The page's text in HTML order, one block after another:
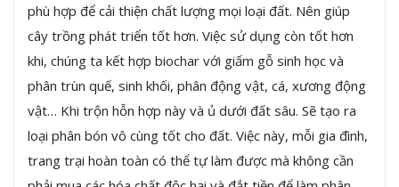
phù hợp để cải thiện chất lượng mọi loại đất. Nên giúp
cây trồng phát triển tốt hơn. Việc sử dụng còn tốt hơn
khi, chúng ta kết hợp biochar với giấm gỗ sinh học và
phân trùn quế, sinh khối, phân động vật, cá, xương động
vật… Khi trộn hỗn hợp này và ủ dưới đất sâu. Sẽ tạo ra
loại phân bón vô cùng tốt cho đất. Việc này, mỗi gia đình,
trang trại hoàn toàn có thể tự làm được mà không cần